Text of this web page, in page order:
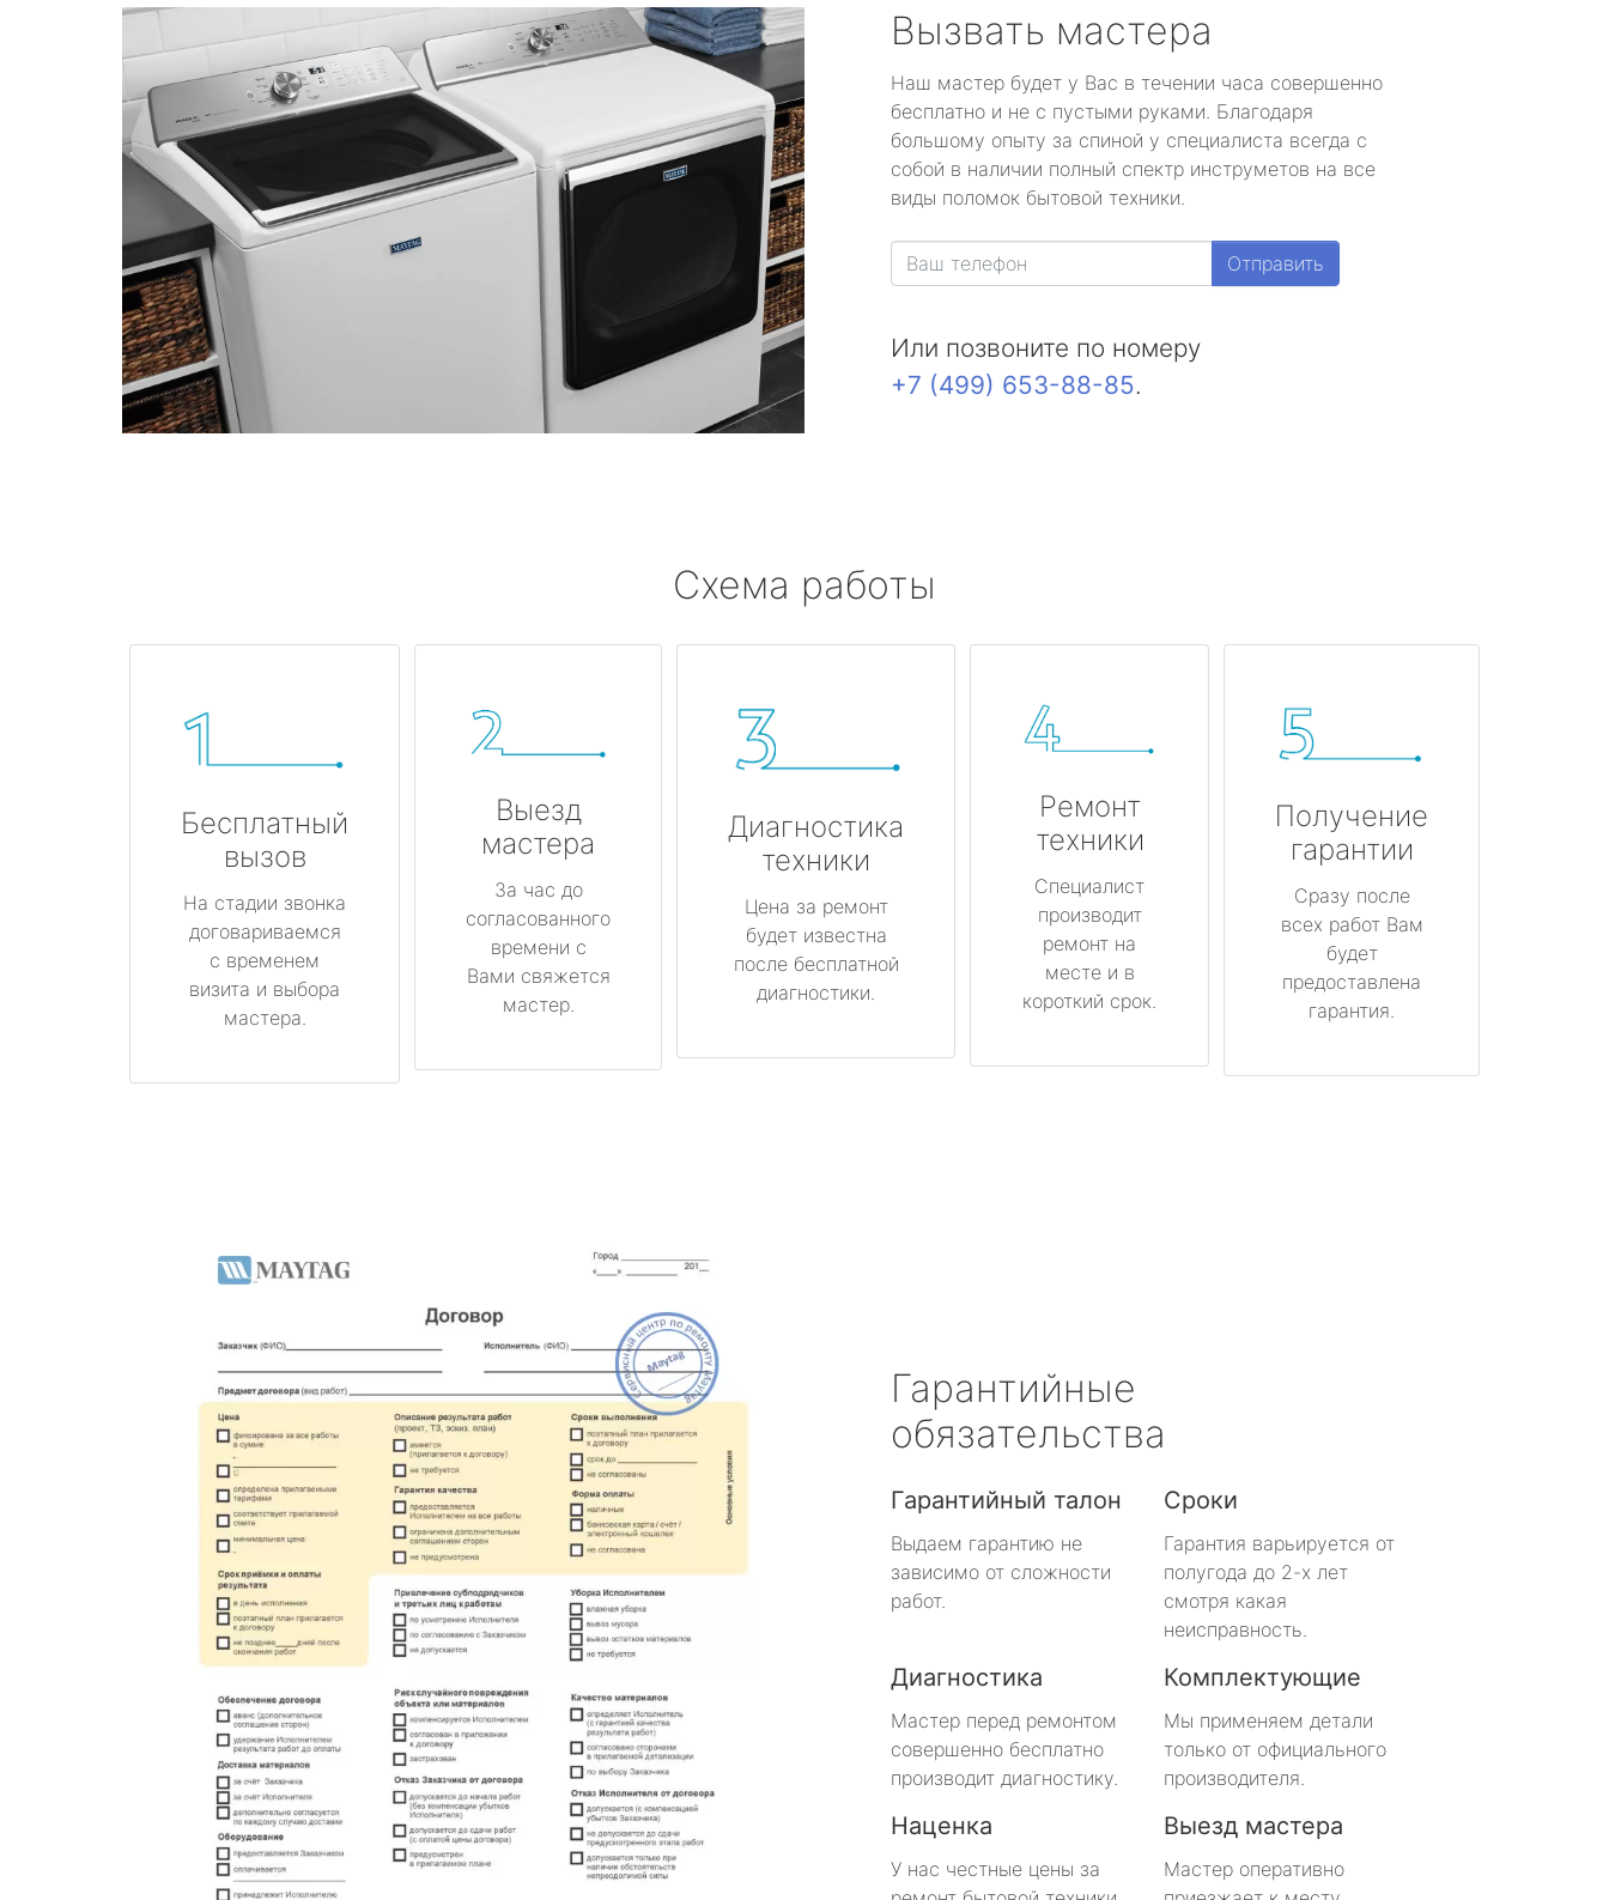
Вызвать мастера
Наш мастер будет у Вас в течении часа совершенно
бесплатно и не с пустыми руками. Благодаря
большому опыту за спиной у специалиста всегда с
собой в наличии полный спектр инструметов на все
виды поломок бытовой техники.
Отправить
Или позвоните по номеру
+7 (499) 653-88-85.
Схема работы
Бесплатный
вызов
На стадии звонка
договариваемся
с временем
визита и выбора
мастера.
Выезд
мастера
За час до
согласованного
времени с
Вами свяжется
мастер.
Диагностика
техники
Цена за ремонт
будет известна
после бесплатной
диагностики.
Ремонт
техники
Специалист
производит
ремонт на
месте и в
короткий срок.
Получение
гарантии
Сразу после
всех работ Вам
будет
предоставлена
гарантия.
Гарантийные
обязательства
Гарантийный талон
Выдаем гарантию не
зависимо от сложности
работ.
Сроки
Гарантия варьируется от
полугода до 2-х лет
смотря какая
неисправность.
Диагностика
Мастер перед ремонтом
совершенно бесплатно
производит диагностику.
Комплектующие
Мы применяем детали
только от официального
производителя.
Наценка
У нас честные цены за
Выезд мастера
Мастер оперативно